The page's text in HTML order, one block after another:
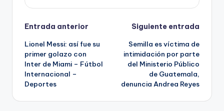
Navegación
de
entradas
Entrada anterior
Lionel Messi: así fue su
primer golazo con
Inter de Miami – Fútbol
Internacional –
Deportes
Siguiente entrada
Semilla es víctima de
intimidación por parte
del Ministerio Público
de Guatemala,
denuncia Andrea Reyes